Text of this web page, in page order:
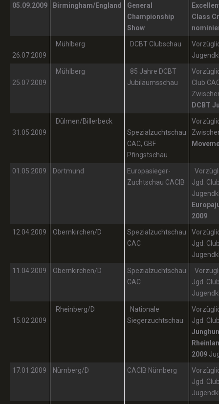
05.09.2009 Birmingham/England
General
Championship
Show
Class
26.07.2009
Mühlberg DCBT Clubschau
25.07.2009
Mühlberg
85 Jahre DCBT
Jubiläumsschau
Club
DCBT
31.05.2009
Dülmen/Billerbeck
Spezialzuchtschau
CAC, GBF
Pfingstschau
01.05.2009 Dortmund
Europasieger-
Zuchtschau CACIB
Jgd.
2009
12.04.2009 Obernkirchen/D
Spezialzuchtschau
CAC
Jgd.
11.04.2009 Obernkirchen/D
Spezialzuchtschau
CAC
Jgd.
15.02.2009
Rheinberg/D
Nationale
Siegerzuchtschau
Jgd.
2009
17.01.2009 Nürnberg/D CACIB Nürnberg
Jgd.